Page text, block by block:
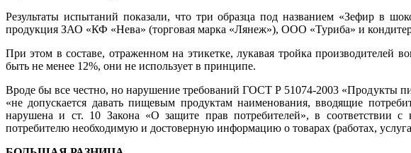
Результаты испытаний показали, что три образца под названием «Зефир в
продукция ЗАО «КФ «Нева» (торговая марка «Лянеж»), ООО «Туриба» и
При этом в составе, отраженном на этикетке, лукавая тройка производителей
быть не менее 12%, они не использует в принципе.
Вроде бы все честно, но нарушение требований ГОСТ Р 51074-2003 «Продукты
«не допускается давать пищевым продуктам наименования, вводящие
нарушена и ст. 10 Закона «О защите прав потребителей», в соответствии с
потребителю необходимую и достоверную информацию о товарах (работах,